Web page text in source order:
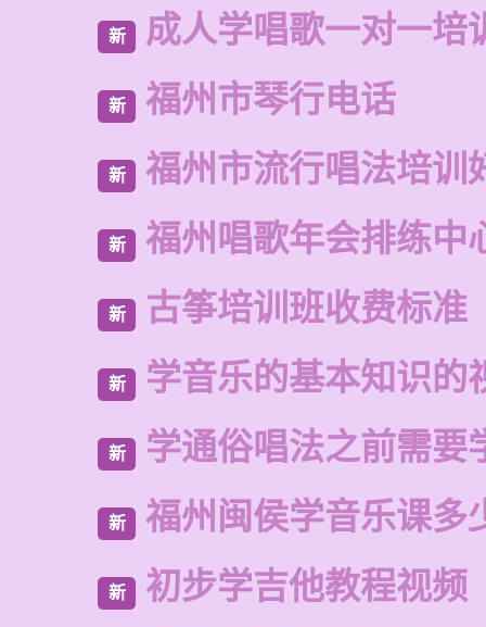
新 成人学唱歌一对一培
新 福州市琴行电话
新 福州市流行唱法培训
新 福州唱歌年会排练中
新 古筝培训班收费标准
新 学音乐的基本知识的
新 学通俗唱法之前需要
新 福州闽侯学音乐课多
新 初步学吉他教程视频